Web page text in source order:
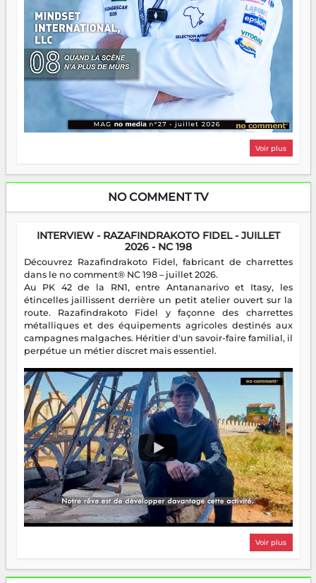
Voir plus
NO COMMENT TV
INTERVIEW - RAZAFINDRAKOTO FIDEL - JUILLET
2026 - NC 198
Découvrez Razafindrakoto Fidel, fabricant de charrettes
dans le no comment® NC 198 – juillet 2026.
Au PK 42 de la RN1, entre Antananarivo et Itasy, les
étincelles jaillissent derrière un petit atelier ouvert sur la
route. Razafindrakoto Fidel y façonne des charrettes
métalliques et des équipements agricoles destinés aux
campagnes malgaches. Héritier d'un savoir-faire familial, il
perpétue un métier discret mais essentiel.
Voir plus